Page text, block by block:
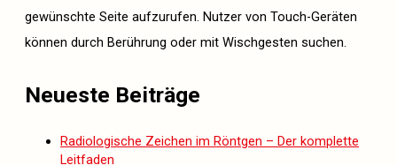
gewünschte Seite aufzurufen. Nutzer von Touch-Geräten
können durch Berührung oder mit Wischgesten suchen.
Neueste Beiträge
Radiologische Zeichen im Röntgen – Der komplette
Leitfaden